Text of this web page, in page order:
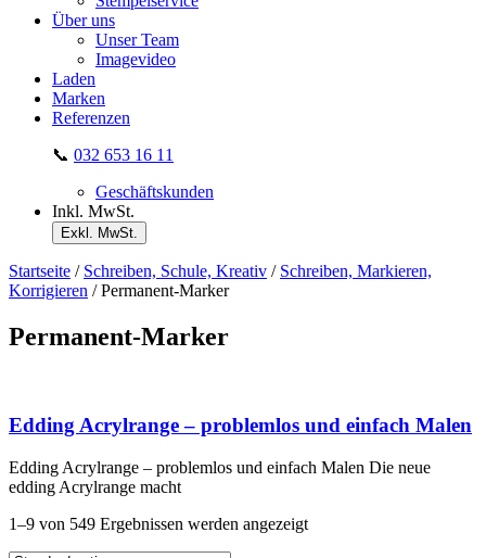
Über uns
Unser Team
Imagevideo
Laden
Marken
Referenzen
📞 032 653 16 11
Geschäftskunden
Inkl. MwSt.
Exkl. MwSt.
Startseite / Schreiben, Schule, Kreativ / Schreiben, Markieren,
Korrigieren / Permanent-Marker
Permanent-Marker
Edding Acrylrange – problemlos und einfach Malen
Edding Acrylrange – problemlos und einfach Malen Die neue
edding Acrylrange macht
1–9 von 549 Ergebnissen werden angezeigt